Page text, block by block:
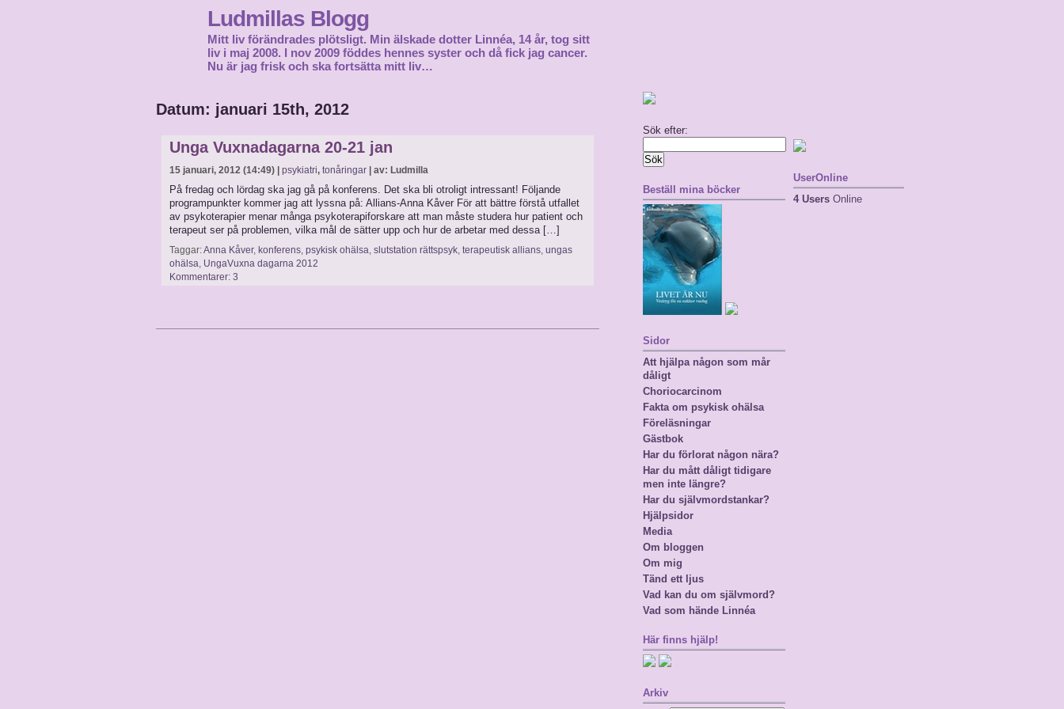
Ludmillas Blogg
Mitt liv förändrades plötsligt. Min älskade dotter Linnéa, 14 år, tog sitt
liv i maj 2008. I nov 2009 föddes hennes syster och då fick jag cancer.
Nu är jag frisk och ska fortsätta mitt liv…
Datum: januari 15th, 2012
Unga Vuxnadagarna 20-21 jan
15 januari, 2012 (14:49) | psykiatri, tonåringar | av: Ludmilla
På fredag och lördag ska jag gå på konferens. Det ska bli otroligt intressant! Följande
programpunkter kommer jag att lyssna på: Allians-Anna Kåver För att bättre förstå utfallet
av psykoterapier menar många psykoterapiforskare att man måste studera hur patient och
terapeut ser på problemen, vilka mål de sätter upp och hur de arbetar med dessa […]
Taggar:Anna Kåver, konferens, psykisk ohälsa, slutstation rättspsyk, terapeutisk allians, ungas
ohälsa, UngaVuxna dagarna 2012
Kommentarer: 3
Sök efter:
Beställ mina böcker
Sidor
Att hjälpa någon som mår
dåligt
Choriocarcinom
Fakta om psykisk ohälsa
Föreläsningar
Gästbok
Har du förlorat någon nära?
Har du mått dåligt tidigare
men inte längre?
Har du självmordstankar?
Hjälpsidor
Media
Om bloggen
Om mig
Tänd ett ljus
Vad kan du om självmord?
Vad som hände Linnéa
Här finns hjälp!
Arkiv
UserOnline
4 Users Online